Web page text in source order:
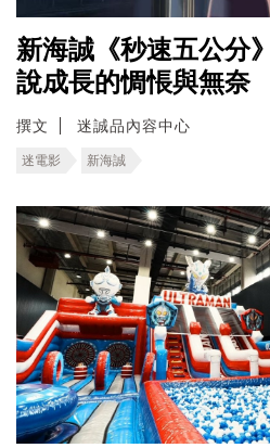
新海誠《秒速五公分
說成長的惆悵與無奈
撰文 迷誠品內容中心
迷電影 新海誠